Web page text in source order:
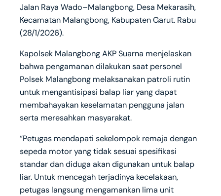
Jalan Raya Wado–Malangbong, Desa Mekarasih,
Kecamatan Malangbong, Kabupaten Garut. Rabu
(28/1/2026).
Kapolsek Malangbong AKP Suarna menjelaskan
bahwa pengamanan dilakukan saat personel
Polsek Malangbong melaksanakan patroli rutin
untuk mengantisipasi balap liar yang dapat
membahayakan keselamatan pengguna jalan
serta meresahkan masyarakat.
“Petugas mendapati sekelompok remaja dengan
sepeda motor yang tidak sesuai spesifikasi
standar dan diduga akan digunakan untuk balap
liar. Untuk mencegah terjadinya kecelakaan,
petugas langsung mengamankan lima unit